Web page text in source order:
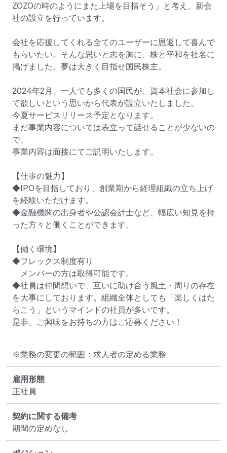
ZOZOの時のようにまた上場を目指そう」と考え、新会
社の設立を行っています。
会社を応援してくれる全てのユーザーに恩返して喜んで
もらいたい。そんな思いと志を胸に、株と平和を社名に
掲げました。夢は大きく目指せ国民株主。
2024年2月、一人でも多くの国民が、資本社会に参加し
て欲しいという思いから代表が設立いたしました。
今夏サービスリリース予定となります。
まだ事業内容については表立って話せることが少ないの
で、
事業内容は面接にてご説明いたします。
【仕事の魅力】
◆IPOを目指しており、創業期から経理組織の立ち上げ
を経験いただけます。
◆金融機関の出身者や公認会計士など、幅広い知見を持
った方々と働くことができます。
【働く環境】
◆フレックス制度有り
メンバーの方は取得可能です。
◆社員は仲間想いで、互いに助け合う風土・周りの存在
を大事にしております。組織全体としても「楽しくはた
らこう」というマインドの社員が多いです。
是非、ご興味をお持ちの方はご応募ください！
※業務の変更の範囲：求人者の定める業務
雇用形態
正社員
契約に関する備考
期間の定めなし